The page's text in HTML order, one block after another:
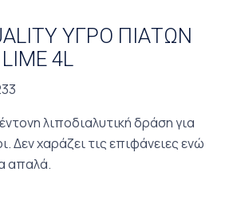
ΥΓΡΟ ΠΙΑΤΩΝ
4L
λιποδιαλυτική δράση για
Δεν χαράζει τις επιφάνειες ενώ
απαλά.